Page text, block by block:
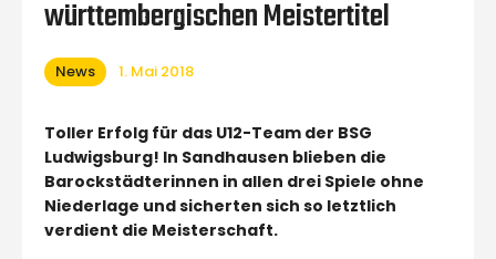
Links
württembergischen Meistertitel
News 1. Mai 2018
Toller Erfolg für das U12-Team der BSG
Ludwigsburg! In Sandhausen blieben die
Barockstädterinnen in allen drei Spiele ohne
Niederlage und sicherten sich so letztlich
verdient die Meisterschaft.